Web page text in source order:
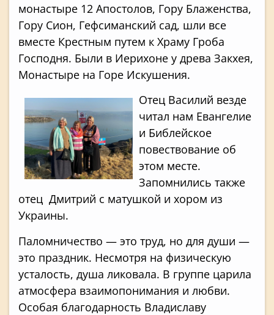
монастыре 12 Апостолов, Гору Блаженства,
Гору Сион, Гефсиманский сад, шли все
вместе Крестным путем к Храму Гроба
Господня. Были в Иерихоне у древа Закхея,
Монастыре на Горе Искушения.
Отец Василий везде
читал нам Евангелие
и Библейское
повествование об
этом месте.
Запомнились также
отец Дмитрий с матушкой и хором из
Украины.
Паломничество — это труд, но для души —
это праздник. Несмотря на физическую
усталость, душа ликовала. В группе царила
атмосфера взаимопонимания и любви.
Особая благодарность Владиславу